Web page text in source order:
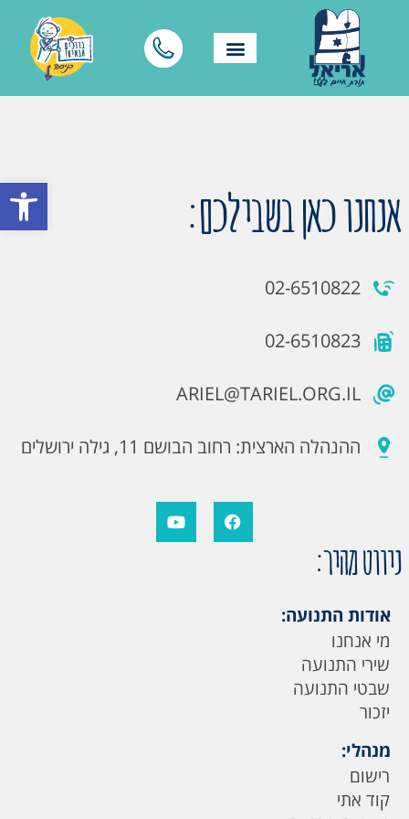
פתח אנחנו כאן בשבילכם:
02-6510822
02-6510823
ARIEL@TARIEL.ORG.IL
ההנהלה הארצית: רחוב הבושם 11, גילה ירושלים
ניווט מהיר:
אודות התנועה:
מי אנחנו
שירי התנועה
שבטי התנועה
יזכור
מנהלי:
רישום
קוד אתי